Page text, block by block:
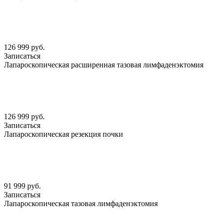
126 999 руб.
Записаться
Лапароскопическая расширенная тазовая лимфаденэктомия
126 999 руб.
Записаться
Лапароскопическая резекция почки
91 999 руб.
Записаться
Лапароскопическая тазовая лимфаденэктомия